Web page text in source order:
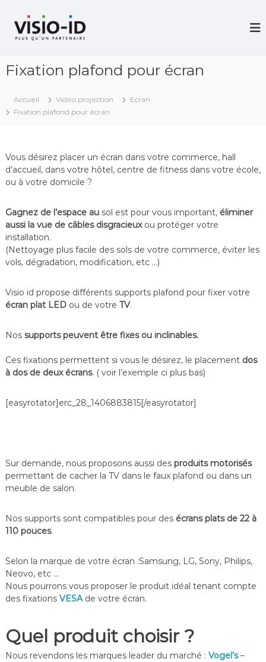
P
j
e
o
n
d
é
o
o
n
r
e
e
V
i
o
i
l
c
Fixation plafond pour écran
Accueil Vidéo projection
Ecran
Fixation plafond pour écran
Vous désirez placer un écran dans votre commerce, hall
d’accueil, dans votre hôtel, centre de fitness dans votre école,
ou à votre domicile ?
Gagnez de l’espace ausol est pour vous important, éliminer
aussi la vue de câbles disgracieux ou protéger votre
installation.
(Nettoyage plus facile des sols de votre commerce, éviter les
vols, dégradation, modification, etc …)
Visio id propose différents supports plafond pour fixer votre
écran plat LEDou de votre TV.
Nos supports peuvent être fixes ou inclinables.
Ces fixations permettent si vous le désirez, le placementdos
à dos de deux écrans. ( voir l’exemple ci plus bas)
[easyrotator]erc_28_1406883815[/easyrotator]
Sur demande, nous proposons aussi des produits motorisés
permettant de cacher la TV dans le faux plafond ou dans un
meuble de salon.
Nos supports sont compatibles pour des écrans plats de 22 à
110 pouces.
Selon la marque de votre écran :Samsung, LG, Sony, Philips,
Neovo, etc …
Nous pourrons vous proposer le produit idéal tenant compte
des fixations VESA de votre écran.
Quel produit choisir ?
Nous revendons les marques leader du marché : Vogel’s –